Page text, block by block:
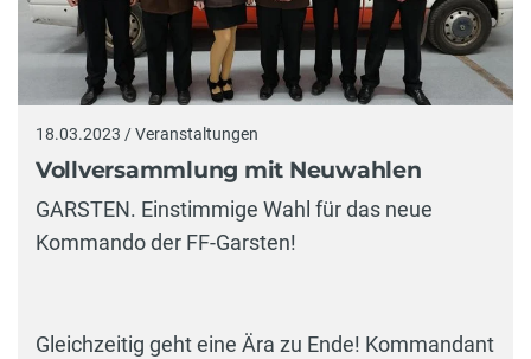
18.03.2023 / Veranstaltungen
Vollversammlung mit Neuwahlen
GARSTEN. Einstimmige Wahl für das neue
Kommando der FF-Garsten!
Gleichzeitig geht eine Ära zu Ende! Kommandant